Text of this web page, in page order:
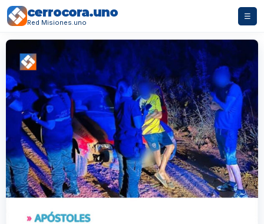
cerrocora.uno
Red Misiones.uno
☰